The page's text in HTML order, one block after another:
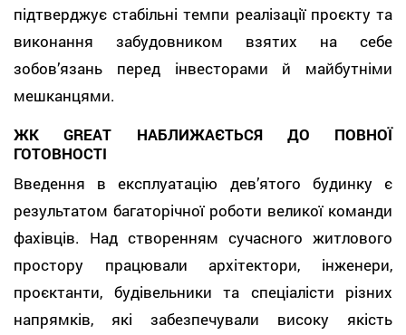
підтверджує стабільні темпи реалізації проєкту та
виконання забудовником взятих на себе
зобов’язань перед інвесторами й майбутніми
мешканцями.
ЖК GREAT НАБЛИЖАЄТЬСЯ ДО ПОВНОЇ
ГОТОВНОСТІ
Введення в експлуатацію дев’ятого будинку є
результатом багаторічної роботи великої команди
фахівців. Над створенням сучасного житлового
простору працювали архітектори, інженери,
проєктанти, будівельники та спеціалісти різних
напрямків, які забезпечували високу якість